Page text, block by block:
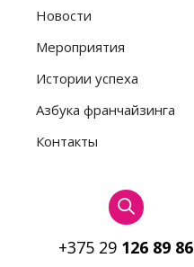
Новости
Мероприятия
Истории успеха
Азбука франчайзинга
Контакты
+375 29 126 89 86